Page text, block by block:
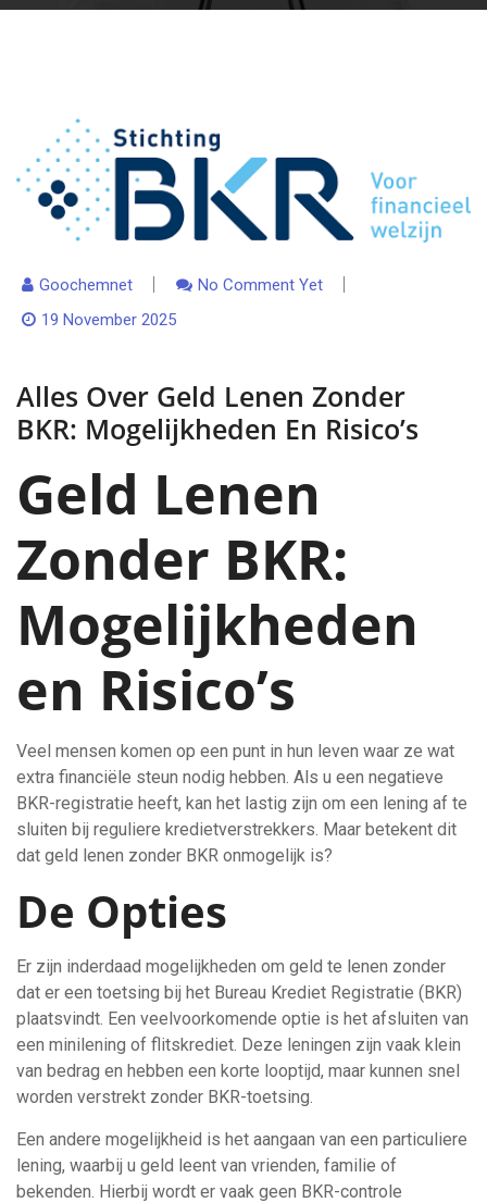
Goochemnet
No Comment Yet
19 November 2025
Alles Over Geld Lenen Zonder
BKR: Mogelijkheden En Risico’s
Geld Lenen
Zonder BKR:
Mogelijkheden
en Risico’s
Veel mensen komen op een punt in hun leven waar ze wat
extra financiële steun nodig hebben. Als u een negatieve
BKR-registratie heeft, kan het lastig zijn om een lening af te
sluiten bij reguliere kredietverstrekkers. Maar betekent dit
dat geld lenen zonder BKR onmogelijk is?
De Opties
Er zijn inderdaad mogelijkheden om geld te lenen zonder
dat er een toetsing bij het Bureau Krediet Registratie (BKR)
plaatsvindt. Een veelvoorkomende optie is het afsluiten van
een minilening of flitskrediet. Deze leningen zijn vaak klein
van bedrag en hebben een korte looptijd, maar kunnen snel
worden verstrekt zonder BKR-toetsing.
Een andere mogelijkheid is het aangaan van een particuliere
lening, waarbij u geld leent van vrienden, familie of
bekenden. Hierbij wordt er vaak geen BKR-controle